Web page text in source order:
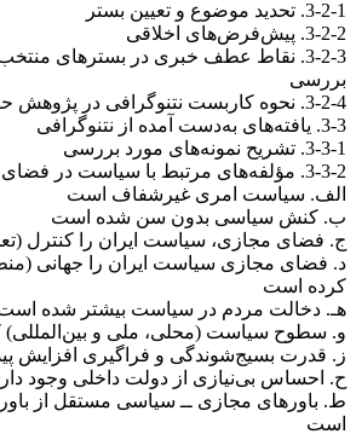
3-2-1. تحدید موضوع و تعیین بستر
3-2-2. پیش‌فرض‌های اخلاقی
3-2-3. نقاط عطف خبری در بسترهای
بررسی
3-2-4. نحوه کاربست نتنوگرافی در پژوهش حاضر
3-3. یافته‌های به‌دست آمده از نتنوگرافی
3-3-1. تشریح نمونه‌های مورد بررسی
3-3-2. مؤلفه‌های مرتبط با سیاست در فضای مجازی ایران
الف. سیاست امری غیرشفاف است
ب. کنش سیاسی بدون سن شده است
ج. فضای مجازی، سیاست ایران را کنترل
د. فضای مجازی سیاست ایران را جهانی
کرده است
هـ. دخالت مردم در سیاست بیشتر شده
و. سطوح سیاست (محلی، ملی و
ز. قدرت بسیج‌شوندگی و فراگیری افزایش
ح. احساس بی‌نیازی از دولت داخلی وجود
ط. باورهای مجازی ــ سیاسی مستقل از
است